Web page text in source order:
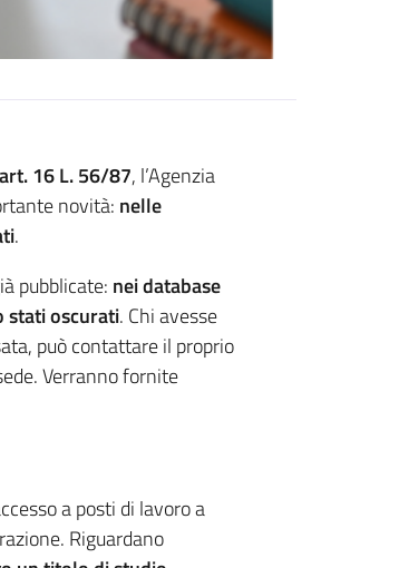
16L. 56/87, l’Agenzia
novità: nelle
.
pubblicate: nei database
stati oscurati. Chi avesse
può contattare il proprio
Verranno fornite
a posti di lavoro a
Riguardano